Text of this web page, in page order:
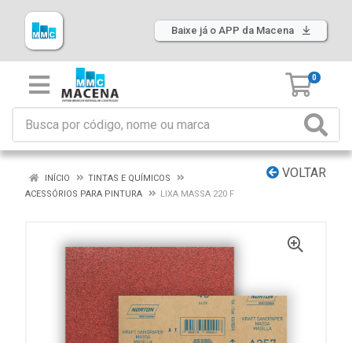
Baixe já o APP da Macena
0
VOLTAR
INÍCIO
TINTAS E QUÍMICOS
ACESSÓRIOS PARA PINTURA
LIXA MASSA 220 F